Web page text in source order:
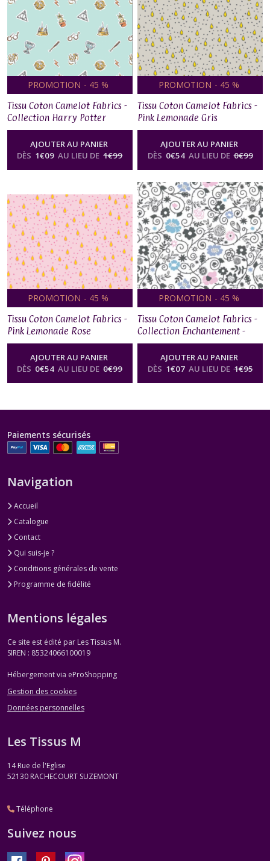
PROMOTION - 45 %
Tissu Coton Camelot Fabrics -
Collection Harry Potter
Symboles
AJOUTER AU PANIER
DÈS 1€09 AU LIEU DE 1€99
PROMOTION - 45 %
Tissu Coton Camelot Fabrics -
Pink Lemonade Gris
AJOUTER AU PANIER
DÈS 0€54 AU LIEU DE 0€99
PROMOTION - 45 %
Tissu Coton Camelot Fabrics -
Pink Lemonade Rose
AJOUTER AU PANIER
DÈS 0€54 AU LIEU DE 0€99
PROMOTION - 45 %
Tissu Coton Camelot Fabrics -
Collection Enchantement -
Florals Blanc
AJOUTER AU PANIER
DÈS 1€07 AU LIEU DE 1€95
Paiements sécurisés
Navigation
Accueil
Catalogue
Contact
Qui suis-je ?
Conditions générales de vente
Programme de fidélité
Mentions légales
Ce site est édité par Les Tissus M.
SIREN : 85324066100019
Hébergement via eProShopping
Gestion des cookies
Données personnelles
Les Tissus M
14 Rue de l'Eglise
52130 RACHECOURT SUZEMONT
Téléphone
Suivez nous